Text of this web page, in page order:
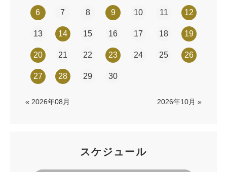
6 7 8 9 10 11 12
13 14 15 16 17 18 19
20 21 22 23 24 25 26
27 28 29 30
« 2026年08月 2026年10月 »
スケジュール